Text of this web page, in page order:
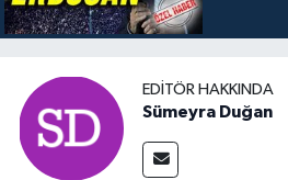
EDITÖR HAKKINDA
Sümeyra Duğan